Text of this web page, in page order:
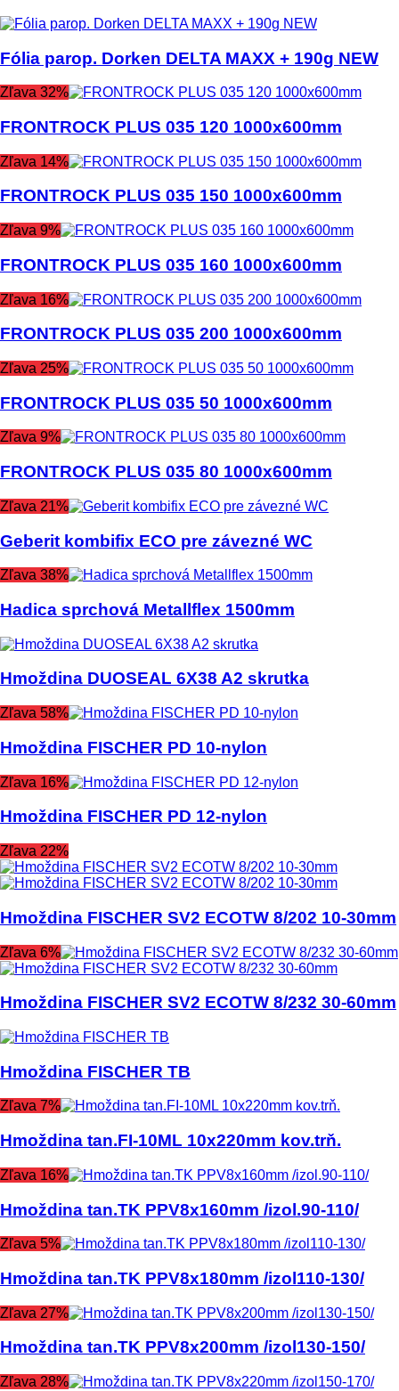
Fólia parop. Dorken DELTA MAXX + 190g NEW
Zľava 32%
FRONTROCK PLUS 035 120 1000x600mm
Zľava 14%
FRONTROCK PLUS 035 150 1000x600mm
Zľava 9%
FRONTROCK PLUS 035 160 1000x600mm
Zľava 16%
FRONTROCK PLUS 035 200 1000x600mm
Zľava 25%
FRONTROCK PLUS 035 50 1000x600mm
Zľava 9%
FRONTROCK PLUS 035 80 1000x600mm
Zľava 21%
Geberit kombifix ECO pre závezné WC
Zľava 38%
Hadica sprchová Metallflex 1500mm
Hmoždina DUOSEAL 6X38 A2 skrutka
Zľava 58%
Hmoždina FISCHER PD 10-nylon
Zľava 16%
Hmoždina FISCHER PD 12-nylon
Zľava 22%
Hmoždina FISCHER SV2 ECOTW 8/202 10-30mm
Zľava 6%
Hmoždina FISCHER SV2 ECOTW 8/232 30-60mm
Hmoždina FISCHER TB
Zľava 7%
Hmoždina tan.FI-10ML 10x220mm kov.trň.
Zľava 16%
Hmoždina tan.TK PPV8x160mm /izol.90-110/
Zľava 5%
Hmoždina tan.TK PPV8x180mm /izol110-130/
Zľava 27%
Hmoždina tan.TK PPV8x200mm /izol130-150/
Zľava 28%